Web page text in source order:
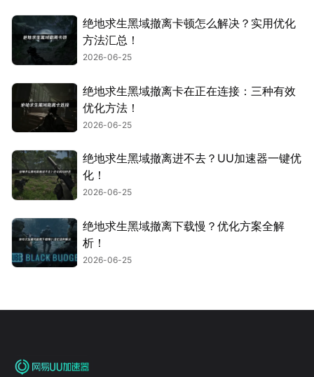
绝地求生黑域撤离卡顿怎么解决？实用优化
方法汇总！
2026-06-25
绝地求生黑域撤离卡在正在连接：三种有效
优化方法！
2026-06-25
绝地求生黑域撤离进不去？UU加速器一键优
化！
2026-06-25
绝地求生黑域撤离下载慢？优化方案全解
析！
2026-06-25